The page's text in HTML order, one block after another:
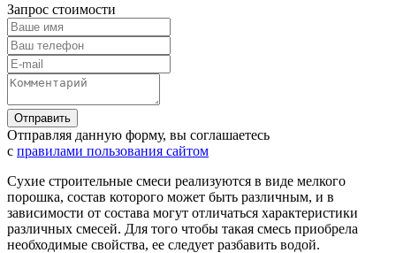
Запрос стоимости
Отправляя данную форму, вы соглашаетесь
с правилами пользования сайтом
Сухие строительные смеси реализуются в виде мелкого
порошка, состав которого может быть различным, и в
зависимости от состава могут отличаться характеристики
различных смесей. Для того чтобы такая смесь приобрела
необходимые свойства, ее следует разбавить водой.